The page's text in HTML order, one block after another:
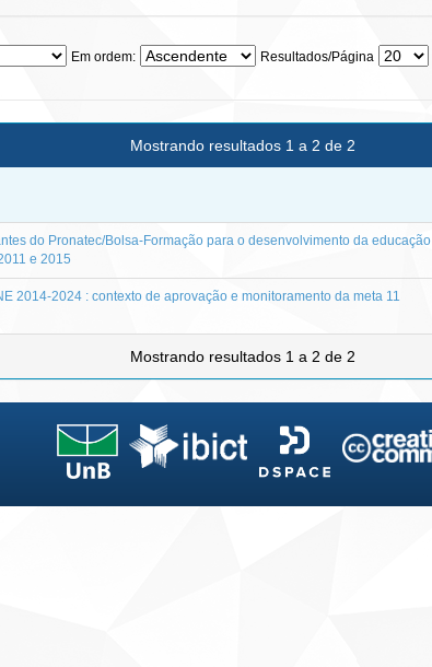
Em ordem: Resultados/Página
Mostrando resultados 1 a 2 de 2
do Pronatec/Bolsa-Formação para o desenvolvimento da educação
e 2015
2014-2024 : contexto de aprovação e monitoramento da meta 11
Mostrando resultados 1 a 2 de 2